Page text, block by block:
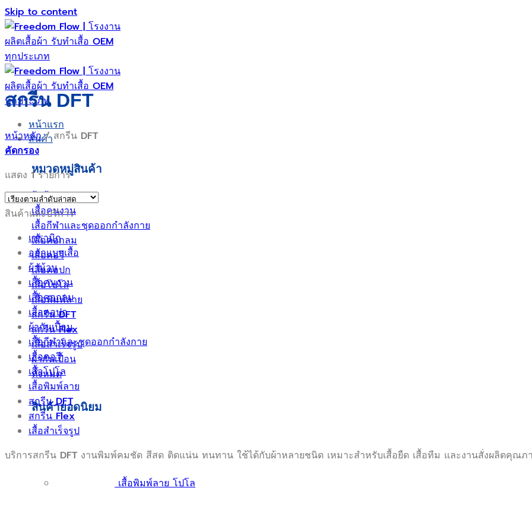
Skip to content
หน้าแรก
สินค้า
หมวดหมู่สินค้า
ผ้าม้วน
เสื้อคนงาน
เสื้อกีฬาและชุดออกกำลังกาย
เสื้อคอกลม
เสื้อคอวี
เสื้อคอปก
เสื้อโปโล
เสื้อพิมพ์ลาย
สกรีน DFT
สกรีน Flex
เสื้อสำเร็จรูป
ผ้ากันเปื้อน
ทั้งหมด
สินค้ายอดนิยม
เสื้อพิมพ์ลาย โปโล
สกรีน DFT
หน้าหลัก /สกรีน DFT
คัดกรอง
แสดง 1 รายการ
สินค้าและบริการ
เซรามิก
ออกแบบเสื้อ
ผ้าม้วน
เสื้อคนงาน
เสื้อคอกลม
เสื้อคอปก
ผ้ากันเปื้อน
เสื้อกีฬาและชุดออกกำลังกาย
เสื้อคอวี
เสื้อโปโล
เสื้อพิมพ์ลาย
สกรีน DFT
สกรีน Flex
เสื้อสำเร็จรูป
บริการสกรีน DFT งานพิมพ์คมชัด สีสด ติดแน่น ทนทาน ใช้ได้กับผ้าหลายชนิด เหมาะสำหรับเสื้อยืด เสื้อทีม และงานสั่งผลิตคุณภ